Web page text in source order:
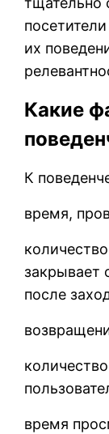
их
Какие
К
время,
закрывает
после
время